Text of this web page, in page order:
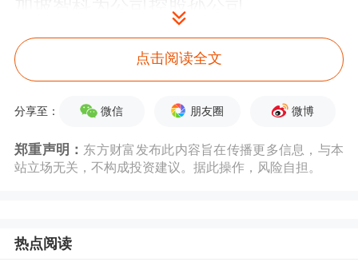
3天2板 沃格光电：股价短期涨幅较大
后续或存较大回调风险
票交易风险提示公告称，3月23日至5月
达198.24%，但公司基本面未发生重大
点击阅读全文
分享至： 微信 朋友圈 微博
郑重声明： 东方财富发布此内容旨在传播更多信息，与本
站立场无关，不构成投资建议。据此操作，风险自担。
热点阅读